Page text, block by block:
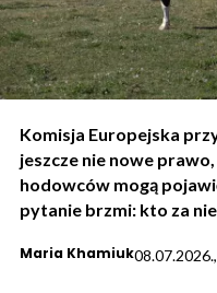
Komisja Europejska
jeszcze nie nowe prawo,
hodowców mogą
pytanie brzmi: kto za nie
Maria Khamiuk